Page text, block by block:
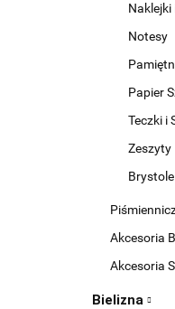
Naklejki
Notesy
Papier
Teczki i
Zeszyty
Brystole
Akcesoria
Akcesoria
Bielizna